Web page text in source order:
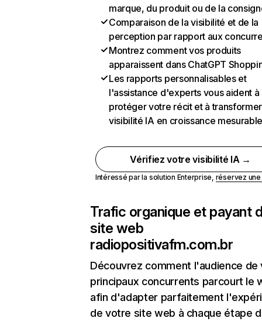
marque, du produit ou de la
Comparaison de la visibilité et de la
perception par rapport aux
Montrez comment vos produits
apparaissent dans ChatGPT
Les rapports personnalisables et
l'assistance d'experts vous aident à
protéger votre récit et à
visibilité IA en croissance
Vérifiez votre visibilité IA →
Intéressé par la solution Enterprise, réservez
Trafic organique et payant
site web
radiopositivafm.com.br
Découvrez comment l'audience de
principaux concurrents parcourt le
afin d'adapter parfaitement
de votre site web à chaque étape